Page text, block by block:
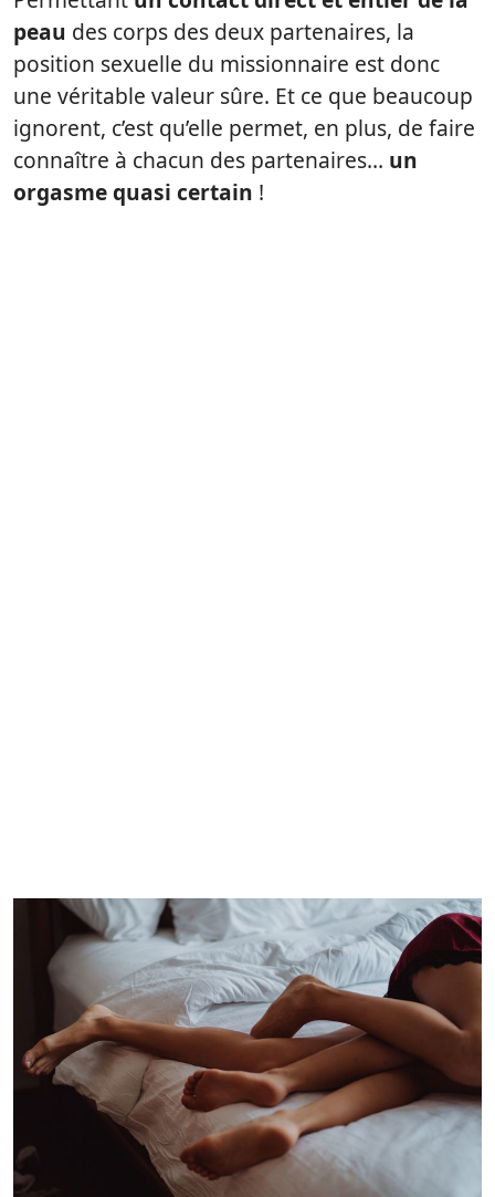
peau des corps des deux partenaires, la
position sexuelle du missionnaire est donc
une véritable valeur sûre. Et ce que beaucoup
ignorent, c’est qu’elle permet, en plus, de faire
connaître à chacun des partenaires… un
orgasme quasi certain !